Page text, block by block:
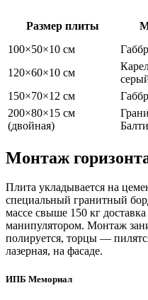
Размер плиты
100×50×10 см
120×60×10 см
150×70×12 см
200×80×15 см
(двойная)
Монтаж
Плита укладывается на
специальный гранитный
массе свыше 150 кг
манипулятором. Монтаж
полируется, торцы —
лазерная, на фасаде.
ИПБ Мемориал